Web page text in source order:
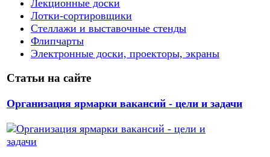
Лекционные доски
Лотки-сортировщики
Стеллажи и выставочные стенды
Флипчарты
Электронные доски, проекторы, экраны
Статьи на сайте
Организация ярмарки вакансий - цели и задачи